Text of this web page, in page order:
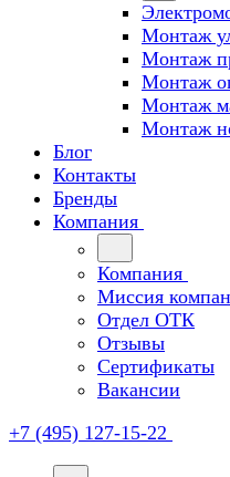
Монтаж
Монтаж
Монтаж
Монтаж
Монтаж
Блог
Контакты
Бренды
Компания
Компания
Миссия
Отдел ОТК
Отзывы
Сертификаты
Вакансии
+7 (495) 127-15-22